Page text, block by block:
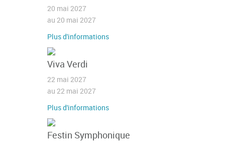
20 mai 2027
au 20 mai 2027
Plus d'informations
Viva Verdi
22 mai 2027
au 22 mai 2027
Plus d'informations
Festin Symphonique